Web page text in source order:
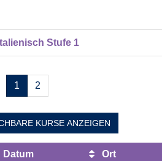
Italienisch Stufe 1
Seiten
blättern
1 2
KURSE ANZEIGEN
Datum Ort